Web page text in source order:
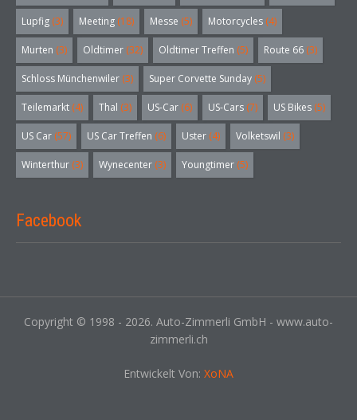
Lupfig (3) Meeting (18) Messe (5) Motorcycles (4)
Murten (3) Oldtimer (32) Oldtimer Treffen (5) Route 66 (3)
Schloss Münchenwiler (3) Super Corvette Sunday (5)
Teilemarkt (4) Thal (3) US-Car (6) US-Cars (7) US Bikes (5)
US Car (57) US Car Treffen (6) Uster (4) Volketswil (3)
Winterthur (3) Wynecenter (3) Youngtimer (5)
Facebook
Copyright © 1998 - 2026. Auto-Zimmerli GmbH - www.auto-
zimmerli.ch
Entwickelt Von: XoNA